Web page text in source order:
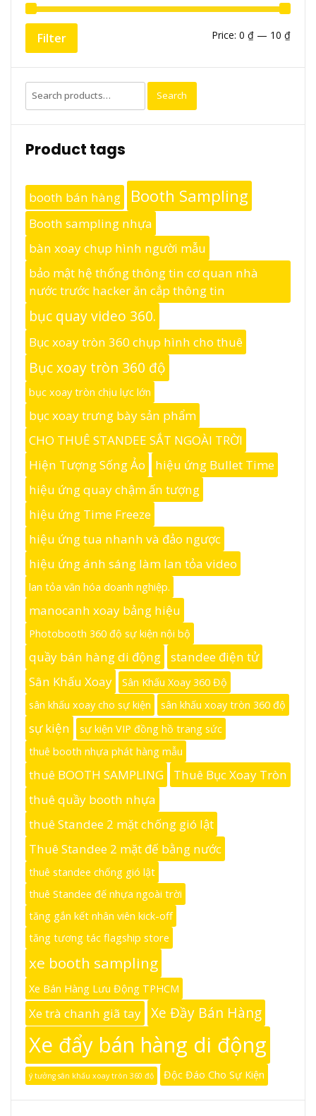
Min
Max
Filter Price: 0 ₫ — 10 ₫
Search
for:
Search
Product tags
booth bán hàng Booth Sampling
Booth sampling nhựa
bàn xoay chụp hình người mẫu
bảo mật hệ thống thông tin cơ quan nhà
nước trước hacker ăn cắp thông tin
bục quay video 360.
Bục xoay tròn 360 chụp hình cho thuê
Bục xoay tròn 360 độ
bục xoay tròn chịu lực lớn
bục xoay trưng bày sản phẩm
CHO THUÊ STANDEE SẮT NGOÀI TRỜI
Hiện Tượng Sống Ảo
hiệu ứng Bullet Time
hiệu ứng quay chậm ấn tượng
hiệu ứng Time Freeze
hiệu ứng tua nhanh và đảo ngược
hiệu ứng ánh sáng làm lan tỏa video
lan tỏa văn hóa doanh nghiệp.
manocanh xoay bảng hiệu
Photobooth 360 độ sự kiện nội bộ
quầy bán hàng di động
standee điện tử
Sân Khấu Xoay
Sân Khấu Xoay 360 Độ
sân khấu xoay cho sự kiện
sân khấu xoay tròn 360 độ
sự kiện
sự kiện VIP đồng hồ trang sức
thuê booth nhựa phát hàng mẫu
thuê BOOTH SAMPLING
Thuê Bục Xoay Tròn
thuê quầy booth nhựa
thuê Standee 2 mặt chống gió lật
Thuê Standee 2 mặt đế bằng nước
thuê standee chống gió lật
thuê Standee đế nhựa ngoài trời
tăng gắn kết nhân viên kick-off
tăng tương tác flagship store
xe booth sampling
Xe Bán Hàng Lưu Động TPHCM
Xe trà chanh giã tay Xe Đầy Bán Hàng
Xe đẩy bán hàng di động
ý tưởng sân khấu xoay tròn 360 độ Độc Đáo Cho Sự Kiện